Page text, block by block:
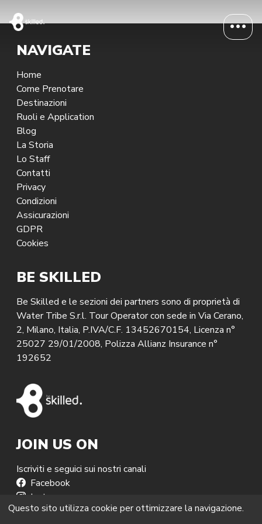
NAVIGATE
Home
Come Prenotare
Destinazioni
Ruoli e Application
Blog
La Storia
Lo Staff
Contatti
Privacy
Condizioni
Assicurazioni
GDPR
Cookies
BE SKILLED
Be Skilled e le sezioni dei partners sono di proprietà di
Water Tribe S.r.l. Tour Operator con sede in Via Cerano,
2, Milano, Italia, P.IVA/C.F. 13452670154, Licenza n°
25027 29/01/2008, Polizza Allianz Insurance n°
192652
JOIN US ON
Iscriviti e seguici sui nostri canali
Facebook
Instagram
Linkedin
Questo sito utilizza cookie per ottimizzare la navigazione.